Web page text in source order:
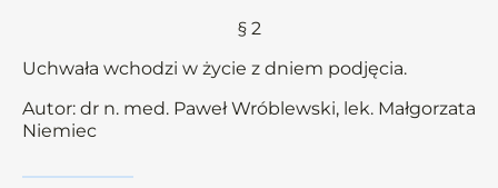
§ 2
Uchwała wchodzi w życie z dniem podjęcia.
Autor: dr n. med. Paweł Wróblewski, lek. Małgorzata
Niemiec